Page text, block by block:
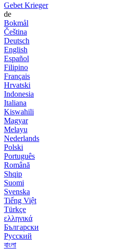
Gebet Krieger
de
Bokmål
Čeština
Deutsch
English
Español
Filipino
Français
Hrvatski
Indonesia
Italiana
Kiswahili
Magyar
Melayu
Nederlands
Polski
Português
Română
Shqip
Suomi
Svenska
Tiếng Việt
Türkçe
ελληνικά
Български
Русский
বাংলা